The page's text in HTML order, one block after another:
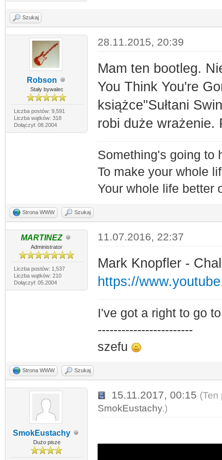
Szukaj
Robson
Stały bywalec
Liczba postów: 9,591
Liczba wątków: 318
Dołączył: 08.2004
28.11.2015, 20:39
Mam ten bootleg.
You Think You're
książce"Sułtani
robi duże wrażenie.
Something's going to
To make your whole
Your whole life better
Strona WWW Szukaj
MARTINEZ
Administrator
Liczba postów: 1,537
Liczba wątków: 210
Dołączył: 05.2004
11.07.2016, 22:37
Mark Knopfler -
https://
I've got a right to go
------------------------
szefu
Strona WWW Szukaj
SmokEustachy
Dużo pisze
15.11.2017, 00:15 (Ten
SmokEustachy.)